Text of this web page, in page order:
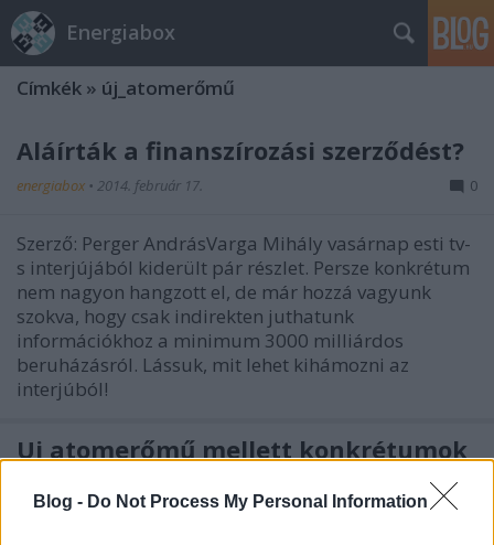
Blog - Do Not Process My Personal Information
Energiabox
Címkék » új_atomerőmű
Aláírták a finanszírozási szerződést?
energiabox • 2014. február 17. 0
Szerző: Perger AndrásVarga Mihály vasárnap esti tv-
s interjújából kiderült pár részlet. Persze konkrétum
nem nagyon hangzott el, de már hozzá vagyunk
szokva, hogy csak indirekten juthatunk
információkhoz a minimum 3000 milliárdos
beruházásról. Lássuk, mit lehet kihámozni az
interjúból!
Új atomerőmű mellett konkrétumok